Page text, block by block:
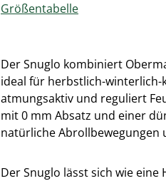
Größentabelle
Der Snuglo kombiniert
ideal für herbstlich-winterlich-
atmungsaktiv und reguliert
mit 0 mm Absatz und einer
natürliche
Der Snuglo lässt sich wie